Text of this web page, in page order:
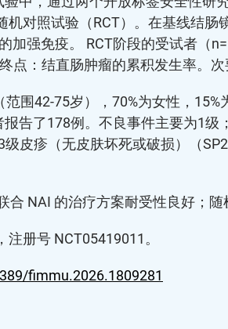
对照试验（RCT）。在基线结
加强免疫。 RCT阶段的受试者
：结直肠肿瘤的累积发生率。次
围42-75岁），70%为女性，
告了178例。不良事件主要为1
皮疹（无皮肤坏死或破损）（
NAI 的治疗方案耐受性良好；随
册号 NCT05419011。
fimmu.2026.1809281